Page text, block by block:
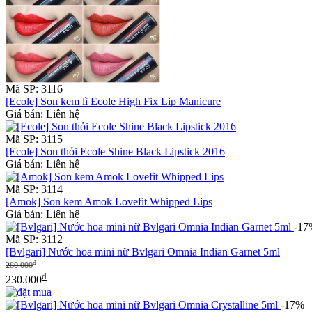
Mã SP: 3116
[Ecole] Son kem lì Ecole High Fix Lip Manicure
Giá bán: Liên hệ
Mã SP: 3115
[Ecole] Son thỏi Ecole Shine Black Lipstick 2016
Giá bán: Liên hệ
Mã SP: 3114
[Amok] Son kem Amok Lovefit Whipped Lips
Giá bán: Liên hệ
-
Mã SP: 3112
[Bvlgari] Nước hoa mini nữ Bvlgari Omnia Indian Garnet 5ml
280.000đ
230.000đ
-17%